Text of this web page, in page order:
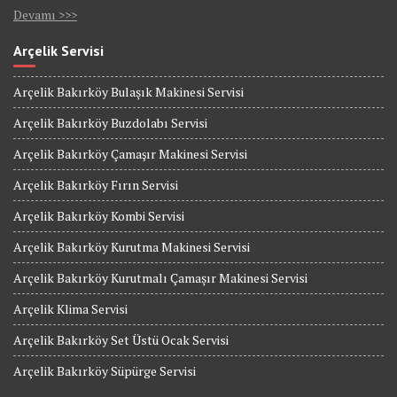
Devamı >>>
Arçelik Servisi
Arçelik Bakırköy Bulaşık Makinesi Servisi
Arçelik Bakırköy Buzdolabı Servisi
Arçelik Bakırköy Çamaşır Makinesi Servisi
Arçelik Bakırköy Fırın Servisi
Arçelik Bakırköy Kombi Servisi
Arçelik Bakırköy Kurutma Makinesi Servisi
Arçelik Bakırköy Kurutmalı Çamaşır Makinesi Servisi
Arçelik Klima Servisi
Arçelik Bakırköy Set Üstü Ocak Servisi
Arçelik Bakırköy Süpürge Servisi